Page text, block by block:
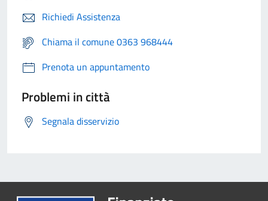
Richiedi Assistenza
Chiama il comune 0363 968444
Prenota un appuntamento
Problemi in città
Segnala disservizio